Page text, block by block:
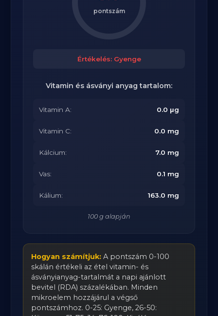
pontszám
Értékelés: Gyenge
Vitamin és ásványi anyag tartalom:
Vitamin A: 0.0 μg
Vitamin C: 0.0 mg
Kálcium: 7.0 mg
Vas: 0.1 mg
Kálium: 163.0 mg
100 g alapján
Hogyan számítjuk: A pontszám 0-100
skálán értékeli az étel vitamin- és
ásványianyag-tartalmát a napi ajánlott
bevitel (RDA) százalékában. Minden
mikroelem hozzájárul a végső
pontszámhoz. 0-25: Gyenge, 26-50: